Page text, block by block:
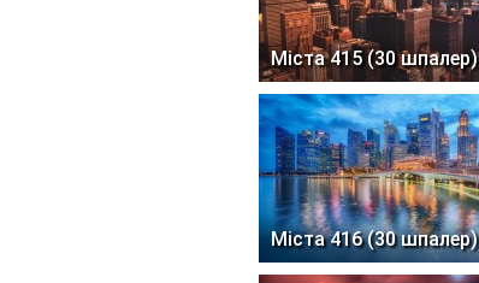
Міста 415 (30 шпалер)
Міста 416 (30 шпалер)